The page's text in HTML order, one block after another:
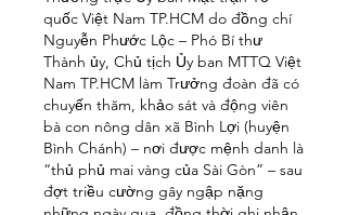
quốc Việt Nam TP.HCM do đồng chí
Nguyễn Phước Lộc – Phó Bí thư
Thành ủy, Chủ tịch Ủy ban MTTQ Việt
Nam TP.HCM làm Trưởng đoàn đã có
chuyến thăm, khảo sát và động viên
bà con nông dân xã Bình Lợi (huyện
Bình Chánh) – nơi được mệnh danh là
“thủ phủ mai vàng của Sài Gòn” – sau
đợt triều cường gây ngập nặng